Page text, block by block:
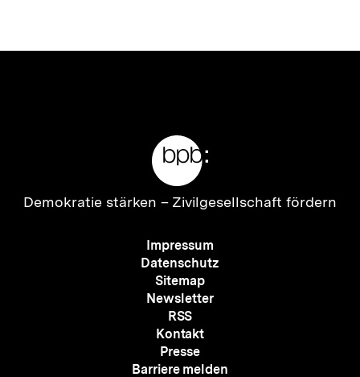
Zur
Demokratie stärken – Zivilgesellschaft fördern
Meta-
Navigation
Impressum
Datenschutz
Sitemap
Newsletter
RSS
Kontakt
Presse
Barriere melden